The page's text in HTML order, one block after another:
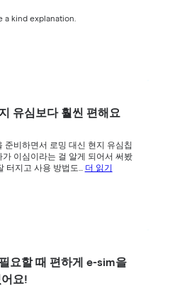
a kind explanation.
유심보다 훨씬 편해요
준비하면서 로밍 대신 현지 유심칩
가 이심이라는 걸 알게 되어서 써봤
터지고 사용 방법도... 더 읽기
요할 때 편하게 e-sim을
요!